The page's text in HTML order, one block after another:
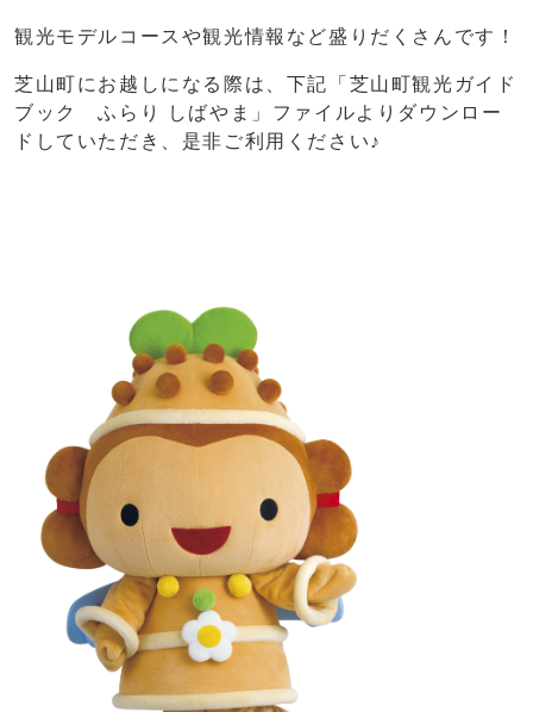
観光モデルコースや観光情報など盛りだくさんです！
芝山町にお越しになる際は、下記「芝山町観光ガイド
ブック ふらり しばやま」ファイルよりダウンロー
ドしていただき、是非ご利用ください♪